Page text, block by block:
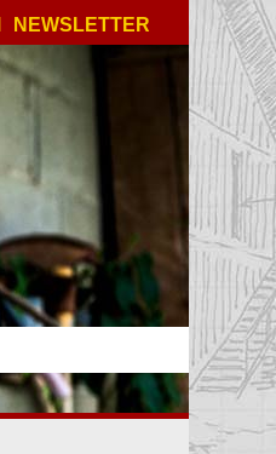
NEWSLETTER